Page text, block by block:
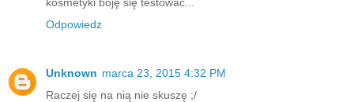
Odpowiedz
Unknown marca 23, 2015 4:32 PM
Raczej się na nią nie skuszę ;/